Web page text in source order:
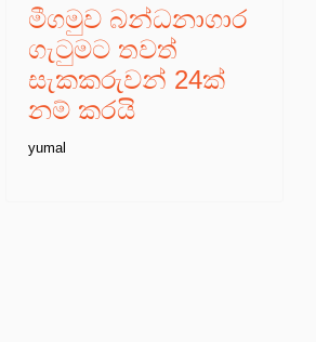
මීගමුව බන්ධනාගාර
ගැටුමට තවත්
සැකකරුවන් 24ක්
නම් කරයි
yumal